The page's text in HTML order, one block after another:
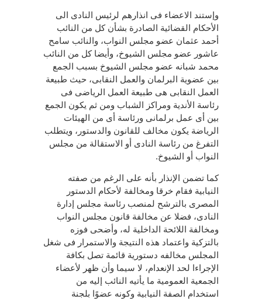
وإستند الاعضاء فى انذارهم لرئيس النادى الى
الأحكام القضائية الصادرة بشأن كل من النائب
أحمد عثمان عضو مجلس النواب، والنائب سامح
عاشور عضو مجلس الشيوخ، وأيضا كل من النائب
محمد شبانه عضو مجلس الشيوخ بسبب الجمع
بين عضوية البرلمان والعمل النقابى، حيث طبيعة
العمل النقابى هى طبيعة العمل الرياضى فى
رئاسة الأندية ومراكز الشباب ومن ثم يكون الجمع
بين أى عمل برلمانى ورئاسة أى من الهيئات
الرياضة يكون مخالف للقانون والدستور، ويتطلب
التفرغ من رئاسة النادى أو الاستقالة من مجلس
النواب أو الشيوخ.
كما تضمن الإنذار بأنه على الرغم من صفته
النيابية فقام خرقا ومخالفة لأحكام الدستور
المصرى بالترشح لمنصب رئاسة مجلس إدارة
النادى، فضلا عن مخالفة قانون مجلس النواب
ومخالفة اللائحة الداخلية له، وأضحى فوزه
بالتزكية واعتماد هذه النتيجة والاستمرار فى شغل
المجلس مخالفه دستورية قائمة تصل بكافة
الإجراءا لحد الإنعدام، لا سيما وأن ظهر لأعضاء
الجمعية العمومية ما يأتيه النائب إليه من
استخدام الصفة النيابية وكونه عضوًا بلجنة